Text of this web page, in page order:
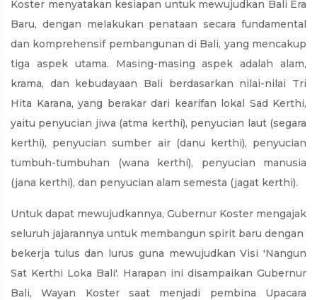
Koster menyatakan kesiapan untuk mewujudkan Bali Era
Baru, dengan melakukan penataan secara fundamental
dan komprehensif pembangunan di Bali, yang mencakup
tiga aspek utama. Masing-masing aspek adalah alam,
krama, dan kebudayaan Bali berdasarkan nilai-nilai Tri
Hita Karana, yang berakar dari kearifan lokal Sad Kerthi,
yaitu penyucian jiwa (atma kerthi), penyucian laut (segara
kerthi), penyucian sumber air (danu kerthi), penyucian
tumbuh-tumbuhan (wana kerthi), penyucian manusia
(jana kerthi), dan penyucian alam semesta (jagat kerthi).
Untuk dapat mewujudkannya, Gubernur Koster mengajak
seluruh jajarannya untuk membangun spirit baru dengan
bekerja tulus dan lurus guna mewujudkan Visi 'Nangun
Sat Kerthi Loka Bali'. Harapan ini disampaikan Gubernur
Bali, Wayan Koster saat menjadi pembina Upacara